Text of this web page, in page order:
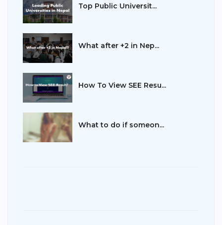
Top Public Universit...
What after +2 in Nep...
How To View SEE Resu...
What to do if someon...